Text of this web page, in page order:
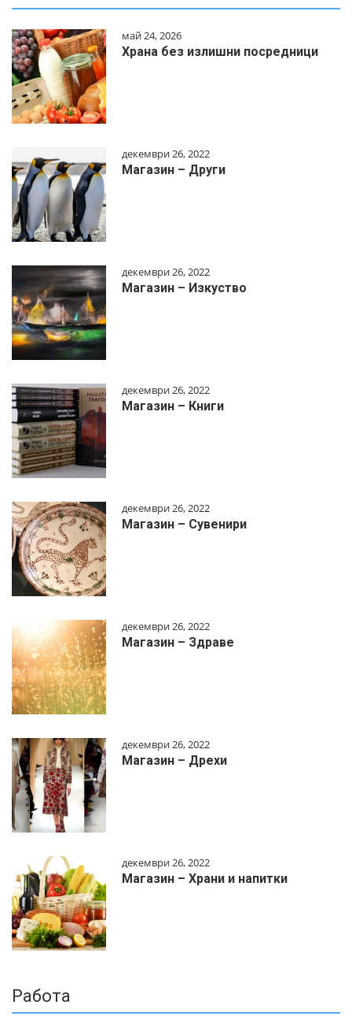
май 24, 2026
Храна без излишни посредници
декември 26, 2022
Магазин – Други
декември 26, 2022
Магазин – Изкуство
декември 26, 2022
Магазин – Книги
декември 26, 2022
Магазин – Сувенири
декември 26, 2022
Магазин – Здраве
декември 26, 2022
Магазин – Дрехи
декември 26, 2022
Магазин – Храни и напитки
Работа